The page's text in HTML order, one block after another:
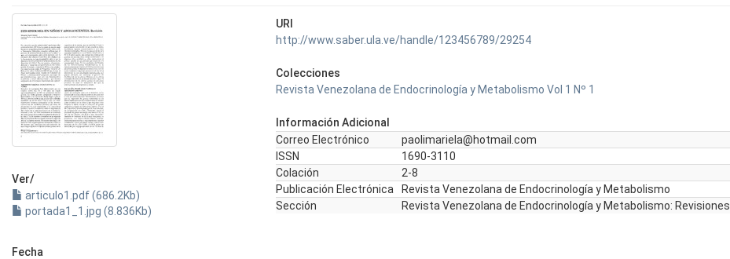
Ver/
articulo1.pdf (686.2Kb)
portada1_1.jpg (8.836Kb)
Fecha
URI
http://www.saber.ula.ve/handle/123456789/29254
Colecciones
Revista Venezolana de Endocrinología y Metabolismo Vol 1 Nº 1
Información Adicional
Correo Electrónico
paolimariela@hotmail.com
ISSN
1690-3110
Colación
2-8
Publicación Electrónica
Revista Venezolana de Endocrinología y Metabolismo
Sección
Revista Venezolana de Endocrinología y Metabolismo: Revisiones